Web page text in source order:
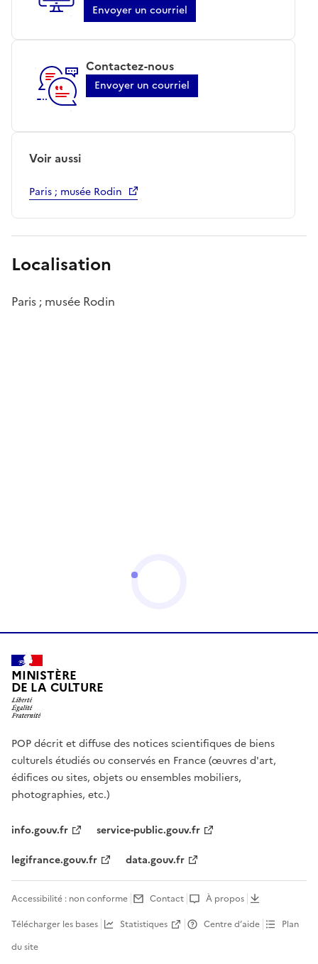
Envoyer un courriel
Contactez-nous
Envoyer un courriel
Voir aussi
Paris ; musée Rodin
Localisation
Paris ; musée Rodin
MINISTÈRE
DE LA CULTURE
POP décrit et diffuse des notices scientifiques de biens
culturels étudiés ou conservés en France (œuvres d'art,
édifices ou sites, objets ou ensembles mobiliers,
photographies, etc.)
info.gouv.fr
service-public.gouv.fr
legifrance.gouv.fr
data.gouv.fr
Accessibilité : non conforme Contact
À propos
Télécharger les bases
Statistiques Centre d’aide
Plan
du site